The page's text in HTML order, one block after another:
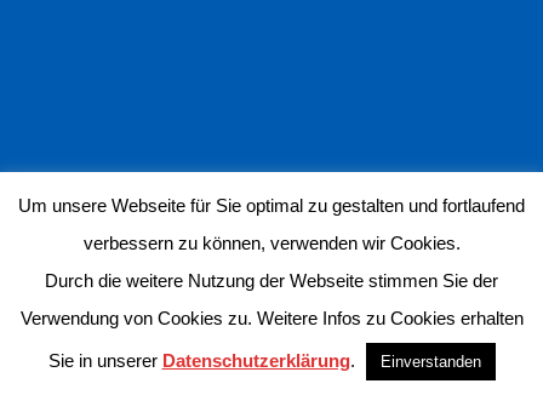
Um unsere Webseite für Sie optimal zu gestalten und fortlaufend
verbessern zu können, verwenden wir Cookies.
Durch die weitere Nutzung der Webseite stimmen Sie der
Verwendung von Cookies zu. Weitere Infos zu Cookies erhalten
Sie in unserer Datenschutzerklärung. Einverstanden